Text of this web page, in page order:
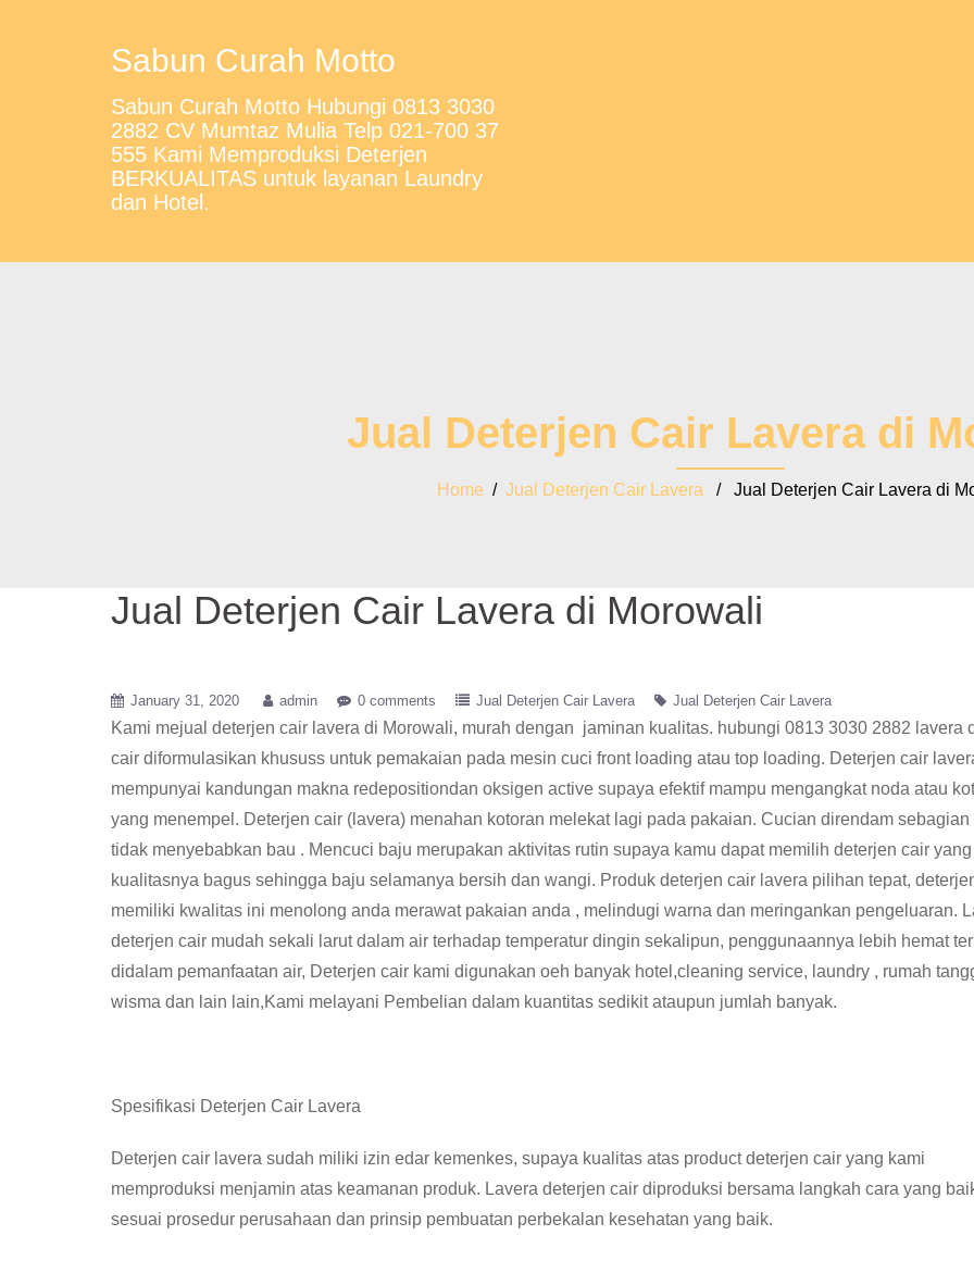
Sabun Curah Motto
Sabun Curah Motto Hubungi 0813 3030
2882 CV Mumtaz Mulia Telp 021-700 37
555 Kami Memproduksi Deterjen
BERKUALITAS untuk layanan Laundry
dan Hotel.
Jual Deterjen Cair Lavera di
Home / Jual Deterjen Cair Lavera / Jual Deterjen Cair Lavera di
Jual Deterjen Cair Lavera di Morowali
January 31, 2020 admin 0 comments Jual Deterjen Cair Lavera Jual Deterjen Cair Lavera
Kami mejual deterjen cair lavera di Morowali, murah dengan jaminan kualitas. hubungi 0813 3030 2882 lavera
cair diformulasikan khususs untuk pemakaian pada mesin cuci front loading atau top loading. Deterjen cair
mempunyai kandungan makna redepositiondan oksigen active supaya efektif mampu mengangkat noda atau
yang menempel. Deterjen cair (lavera) menahan kotoran melekat lagi pada pakaian. Cucian direndam sebagian
tidak menyebabkan bau . Mencuci baju merupakan aktivitas rutin supaya kamu dapat memilih deterjen cair yang
kualitasnya bagus sehingga baju selamanya bersih dan wangi. Produk deterjen cair lavera pilihan tepat,
memiliki kwalitas ini menolong anda merawat pakaian anda , melindugi warna dan meringankan pengeluaran.
deterjen cair mudah sekali larut dalam air terhadap temperatur dingin sekalipun, penggunaannya lebih hemat
didalam pemanfaatan air, Deterjen cair kami digunakan oeh banyak hotel,cleaning service, laundry , rumah
wisma dan lain lain,Kami melayani Pembelian dalam kuantitas sedikit ataupun jumlah banyak.
Spesifikasi Deterjen Cair Lavera
Deterjen cair lavera sudah miliki izin edar kemenkes, supaya kualitas atas product deterjen cair yang kami
memproduksi menjamin atas keamanan produk. Lavera deterjen cair diproduksi bersama langkah cara yang
sesuai prosedur perusahaan dan prinsip pembuatan perbekalan kesehatan yang baik.